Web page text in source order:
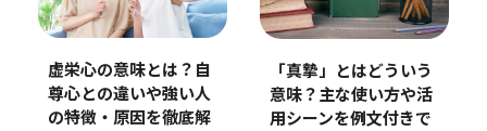
虚栄心の意味とは？自
尊心との違いや強い人
の特徴・原因を徹底解
「真摯」とはどういう
意味？主な使い方や活
用シーンを例文付きで